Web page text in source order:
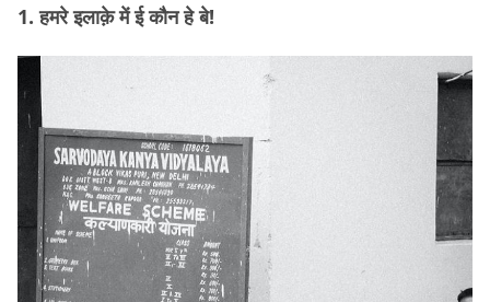
1. हमरे इलाक़े में ई कौन हे बे!